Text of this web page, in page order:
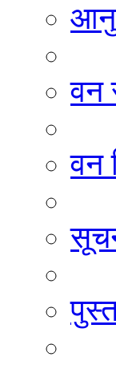
वन
वन